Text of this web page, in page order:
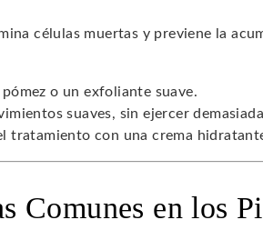
células muertas y previene la
o un exfoliante suave.
suaves, sin ejercer
tratamiento con una crema
Comunes en los